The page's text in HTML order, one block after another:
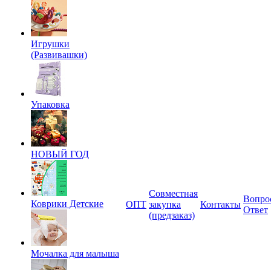
Игрушки
(Развивашки)
Упаковка
НОВЫЙ ГОД
Коврики Детские
Мочалка для малыша
ОПТ
Совместная
закупка
(предзаказ)
Контакты
Ответ